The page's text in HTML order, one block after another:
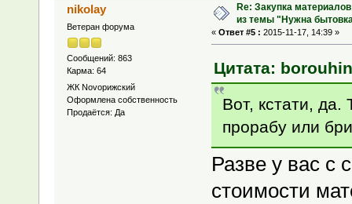
nikolay
Ветеран форума
Сообщений: 863
Карма: 64
ЖК Novoрижский
Оформлена собственность
Продаётся: Да
Re: Закупка
из темы "Нужна
« Ответ #5 : 2015-11-17, 14:39 »
Цитата:
Вот, кстати, да.
прорабу или
Разве у вас с
стоимости